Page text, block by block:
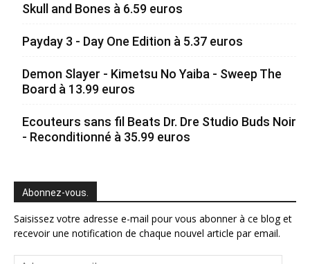
Skull and Bones à 6.59 euros
Payday 3 - Day One Edition à 5.37 euros
Demon Slayer - Kimetsu No Yaiba - Sweep The
Board à 13.99 euros
Ecouteurs sans fil Beats Dr. Dre Studio Buds Noir
- Reconditionné à 35.99 euros
Abonnez-vous.
Saisissez votre adresse e-mail pour vous abonner à ce blog et
recevoir une notification de chaque nouvel article par email.
Adresse